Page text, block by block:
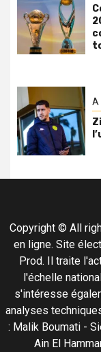
A
Copyright © All
en ligne. Site
Prod. Il traite
l'échelle
s'intéresse
analyses
: Malik Boumati -
Ain El